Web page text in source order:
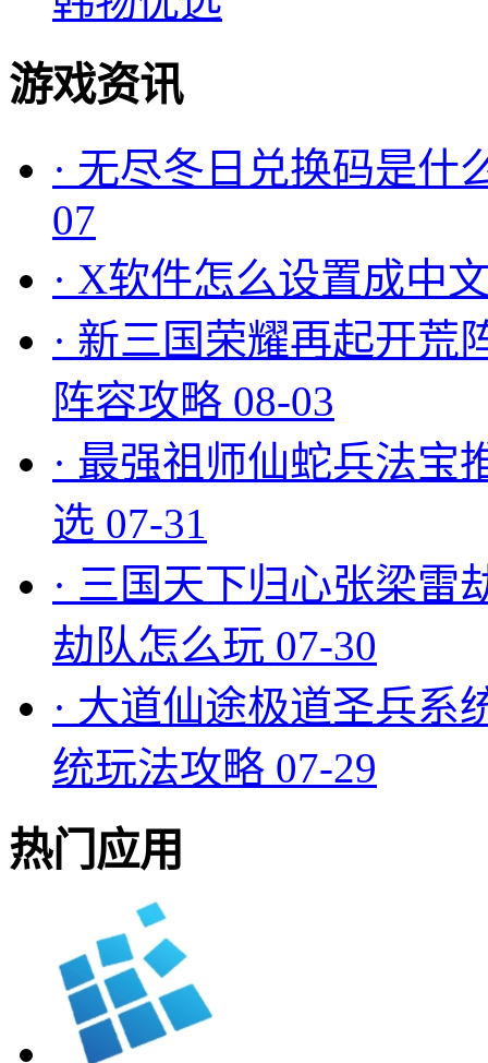
游戏资讯
· 无尽冬日兑换码是什
07
· X软件怎么设置成中
· 新三国荣耀再起开荒
阵容攻略 08-03
· 最强祖师仙蛇兵法宝
选 07-31
· 三国天下归心张梁雷
劫队怎么玩 07-30
· 大道仙途极道圣兵系
统玩法攻略 07-29
热门应用